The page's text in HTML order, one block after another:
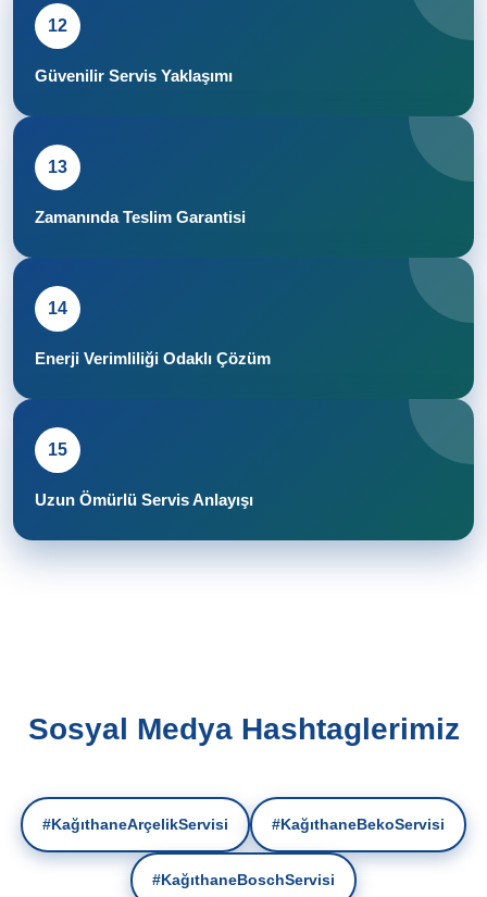
12
Güvenilir Servis Yaklaşımı
13
Zamanında Teslim Garantisi
14
Enerji Verimliliği Odaklı Çözüm
15
Uzun Ömürlü Servis Anlayışı
Sosyal Medya Hashtaglerimiz
#KağıthaneArçelikServisi #KağıthaneBekoServisi
#KağıthaneBoschServisi